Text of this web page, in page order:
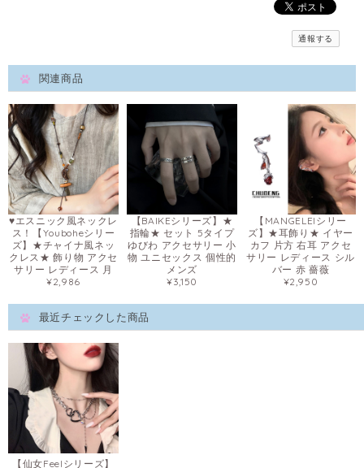
通報する
関連商品
♥エスニック風ネックレ
ス！【Youboheシリー
ズ】★チャイナ風ネッ
クレス★ 飾り物 アクセ
サリー レディース 月
¥2,986
【BAIKEシリーズ】★
指輪★ セット 5タイプ
ゆびわ アクセサリー 小
物 ユニセックス 個性的
メンズ
¥3,150
【MANGELEIシリー
ズ】★耳飾り★ イヤー
カフ 片方 右耳 アクセ
サリー レディース シル
バー 赤 薔薇
¥2,950
最近チェックした商品
【仙女Feelシリーズ】